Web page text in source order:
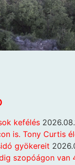
kefélés
is. Tony Curtis
gyökereit
szopóágon van